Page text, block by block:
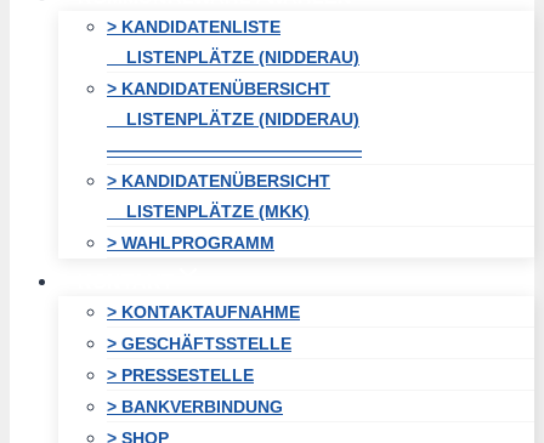
> KANDIDATENLISTE
LISTENPLÄTZE (NIDDERAU)
> KANDIDATENÜBERSICHT
LISTENPLÄTZE (NIDDERAU)
———————————————
> KANDIDATENÜBERSICHT
LISTENPLÄTZE (MKK)
> WAHLPROGRAMM
> KONTAKTAUFNAHME
> GESCHÄFTSSTELLE
> PRESSESTELLE
> BANKVERBINDUNG
> SHOP